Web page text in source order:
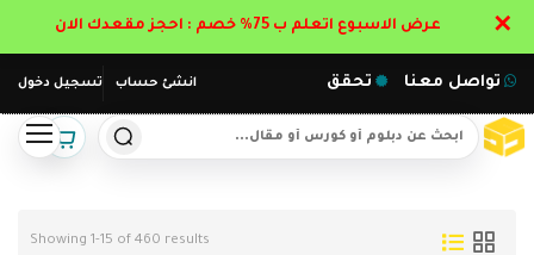
انشئ حساب تسجيل دخول تواصل معنا تحقق
Showing 1-15 of 460 results
عرض الاسبوع اتعلم ب 75% خصم : احجز مقعدك الان ✕